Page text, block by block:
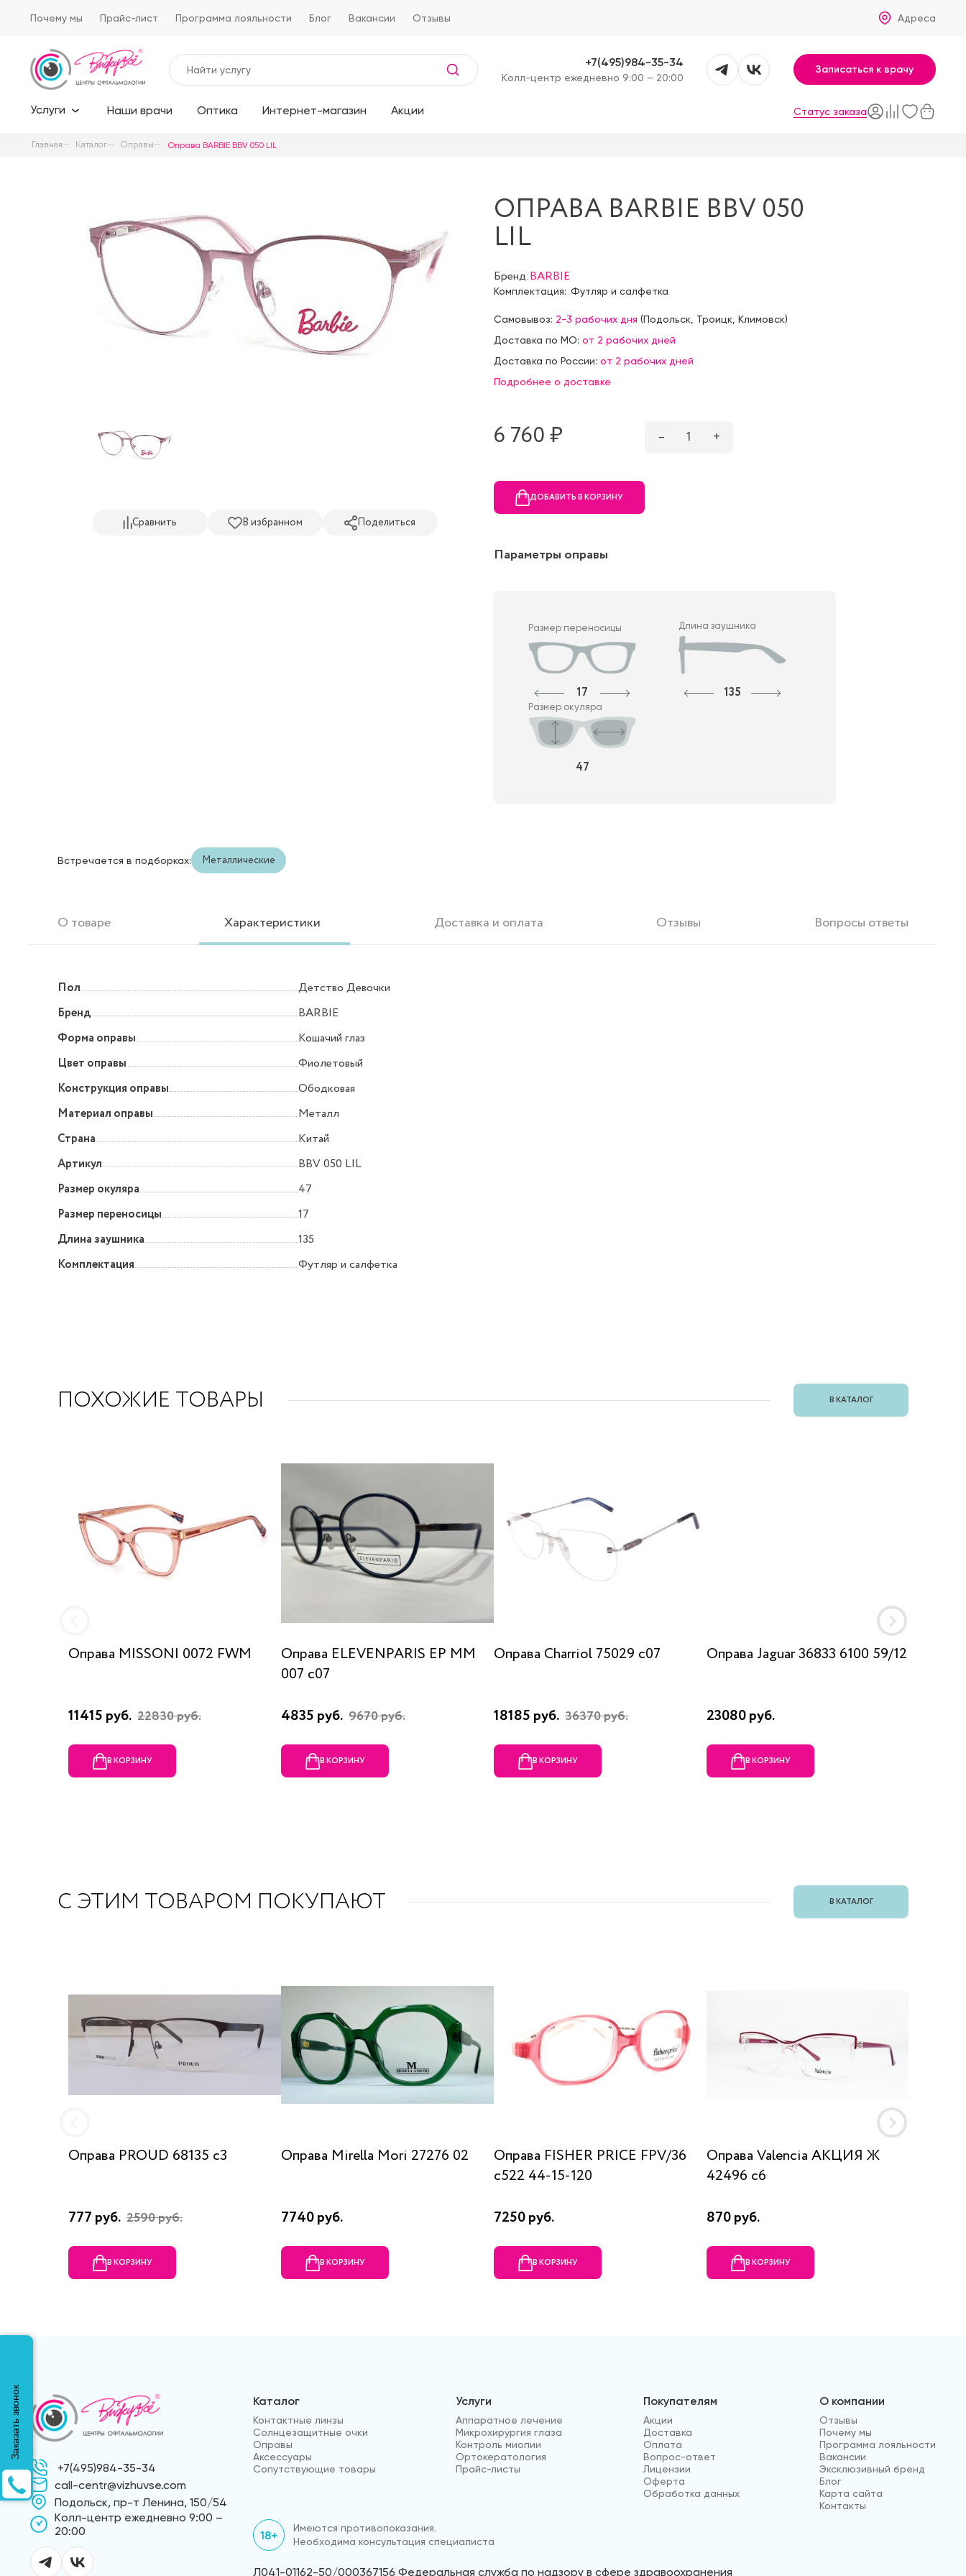
Почему мы Прайс-лист Программа лояльности Блог Вакансии Отзывы Адреса
+7(495)984-35-34
Kолл-центр ежедневно 9:00 – 20:00
Записаться к врачу
Услуги Наши врачи Оптика Интернет-магазин Акции Статус заказа
Главная Каталог Оправы Оправа BARBIE BBV 050 LIL
Сравнить В избранном Поделиться
ОПРАВА BARBIE BBV 050
LIL
Бренд:BARBIE
Комплектация: Футляр и салфетка
Самовывоз: 2-3 рабочих дня (Подольск, Троицк, Климовск)
Доставка по МО: от 2 рабочих дней
Доставка по России: от 2 рабочих дней
Подробнее о доставке
6 760 ₷ – 1 +
ДОБАВИТЬ В КОРЗИНУ
Параметры оправы
Размер переносицы
17
Длина заушника
135
Размер окуляра
47
Встречается в подборках: Металлические
О товаре Характеристики Доставка и оплата Отзывы Вопросы ответы
Пол
Детство Девочки
Бренд
BARBIE
Форма оправы
Кошачий глаз
Цвет оправы
Фиолетовый
Конструкция оправы
Ободковая
Материал оправы
Металл
Страна
Китай
Артикул
BBV 050 LIL
Размер окуляра
47
Размер переносицы
17
Длина заушника
135
Комплектация
Футляр и салфетка
ПОХОЖИЕ ТОВАРЫ В КАТАЛОГ
Оправа MISSONI 0072 FWM
11415 руб. 22830 руб.
В КОРЗИНУ
Оправа ELEVENPARIS EP MM
007 c07
4835 руб. 9670 руб.
В КОРЗИНУ
Оправа Charriol 75029 c07
18185 руб. 36370 руб.
В КОРЗИНУ
Оправа Jaguar 36833 6100 59/12
23080 руб.
В КОРЗИНУ
С ЭТИМ ТОВАРОМ ПОКУПАЮТ В КАТАЛОГ
Оправа PROUD 68135 c3
777 руб. 2590 руб.
В КОРЗИНУ
Оправа Mirella Mori 27276 02
7740 руб.
В КОРЗИНУ
Оправа FISHER PRICE FPV/36
c522 44-15-120
7250 руб.
В КОРЗИНУ
Оправа Valencia AKЦИЯ Ж
42496 c6
870 руб.
В КОРЗИНУ
+7(495)984-35-34
call-centr@vizhuvse.com
Подольск, пр-т Ленина, 150/54
Kолл-центр ежедневно 9:00 –
20:00
Каталог
Контактные линзы
Солнцезащитные очки
Оправы
Аксессуары
Сопутствующие товары
Услуги
Аппаратное лечение
Микрохирургия глаза
Контроль миопии
Ортокератология
Прайс-листы
Покупателям
Акции
Доставка
Оплата
Вопрос-ответ
Лицензии
Оферта
Обработка данных
О компании
Отзывы
Почему мы
Программа лояльности
Вакансии
Эксклюзивный бренд
Блог
Карта сайта
Контакты
18+
Имеются противопоказания.
Необходима консультация специалиста
Л041-01162-50/000367156 Федеральная служба по надзору в сфере здравоохранения
Заказать звонок